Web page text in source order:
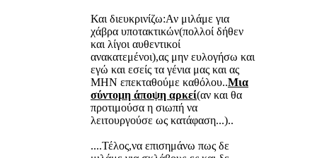
Και διευκρινίζω:Αν μιλάμε για
χάβρα υποτακτικών(πολλοί δήθεν
και λίγοι αυθεντικοί
ανακατεμένοι),ας μην ευλογήσω και
εγώ και εσείς τα γένια μας και ας
ΜΗΝ επεκταθούμε καθόλου..Μια
σύντομη άποψη αρκεί(αν και θα
προτιμούσα η σιωπή να
λειτουργούσε ως κατάφαση...)..
....Τέλος,να επισημάνω πως δε